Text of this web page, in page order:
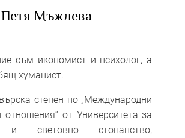
Петя Мъжлева
съм икономист и психолог, а
хуманист.
степен по „Международни
отношения“ от Университета за
и световно стопанство,